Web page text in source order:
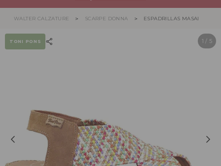
WALTER CALZATURE SCARPE DONNA ESPADRILLAS MASAI
1 / 5
TONI PONS